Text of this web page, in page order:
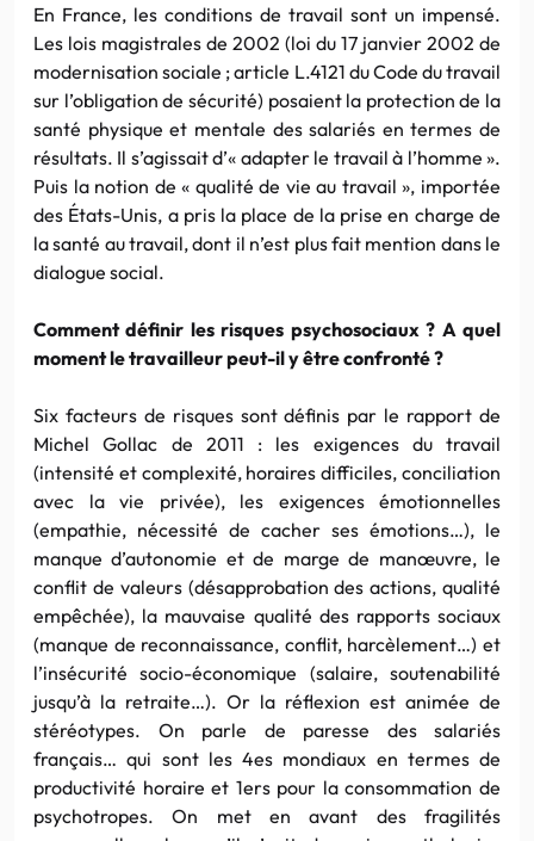
En France, les conditions de travail sont un impensé.
Les lois magistrales de 2002 (loi du 17 janvier 2002 de
modernisation sociale ; article L.4121 du Code du travail
sur l’obligation de sécurité) posaient la protection de la
santé physique et mentale des salariés en termes de
résultats. Il s’agissait d’« adapter le travail à l’homme ».
Puis la notion de « qualité de vie au travail », importée
des États-Unis, a pris la place de la prise en charge de
la santé au travail, dont il n’est plus fait mention dans le
dialogue social.
Comment définir les risques psychosociaux ? A quel
moment le travailleur peut-il y être confronté ?
Six facteurs de risques sont définis par le rapport de
Michel Gollac de 2011 : les exigences du travail
(intensité et complexité, horaires difficiles, conciliation
avec la vie privée), les exigences émotionnelles
(empathie, nécessité de cacher ses émotions…), le
manque d’autonomie et de marge de manœuvre, le
conflit de valeurs (désapprobation des actions, qualité
empêchée), la mauvaise qualité des rapports sociaux
(manque de reconnaissance, conflit, harcèlement…) et
l’insécurité socio-économique (salaire, soutenabilité
jusqu’à la retraite…). Or la réflexion est animée de
stéréotypes. On parle de paresse des salariés
français… qui sont les 4es mondiaux en termes de
productivité horaire et 1ers pour la consommation de
psychotropes. On met en avant des fragilités